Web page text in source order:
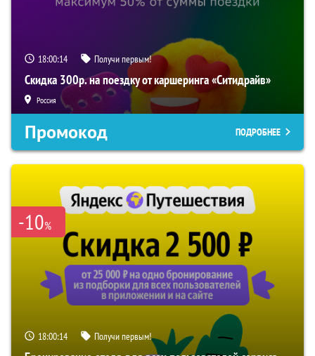
18:00:13 Получи первым!
Скидка 300р. на поездку от каршеринга «Ситидрайв»
Россия
Промокод ПОДРОБНЕЕ
-10%
18:00:13 Получи первым!